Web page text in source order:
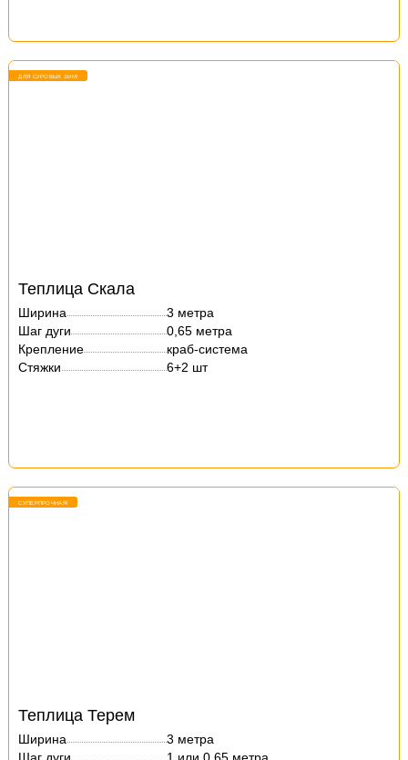
ДЛЯ СУРОВЫХ ЗИМ!
Теплица Скала
Ширина
3 метра
Шаг дуги
0,65 метра
Крепление
краб-система
Стяжки
6+2 шт
СУПЕРПРОЧНАЯ!
Теплица Терем
Ширина
3 метра